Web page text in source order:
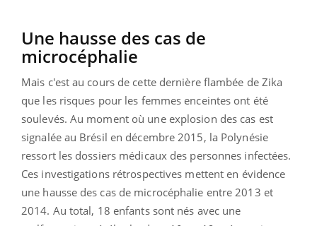
Une hausse des cas de
microcéphalie
Mais c'est au cours de cette dernière flambée de Zika
que les risques pour les femmes enceintes ont été
soulevés. Au moment où une explosion des cas est
signalée au Brésil en décembre 2015, la Polynésie
ressort les dossiers médicaux des personnes infectées.
Ces investigations rétrospectives mettent en évidence
une hausse des cas de microcéphalie entre 2013 et
2014. Au total, 18 enfants sont nés avec une